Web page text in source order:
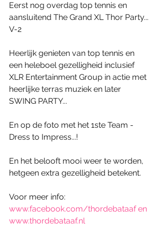
Eerst nog overdag top tennis en
aansluitend The Grand XL Thor Party...
V-2
Heerlijk genieten van top tennis en
een heleboel gezelligheid inclusief
XLR Entertainment Group in actie met
heerlijke terras muziek en later
SWING PARTY...
En op de foto met het 1ste Team -
Dress to Impress...!
En het belooft mooi weer te worden,
hetgeen extra gezelligheid betekent.
Voor meer info:
www.facebook.com/thordebataaf en
www.thordebataaf.nl